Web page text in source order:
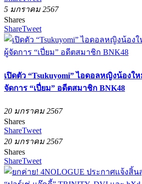
5 มกราคม 2567
Shares
ShareTweet
เปิดตัว “Tsukuyomi” ไอดอลหญิงน้องใ
จัดการ “เปี่ยม” อดีตสมาชิก BNK48
20 มกราคม 2567
Shares
ShareTweet
20 มกราคม 2567
Shares
ShareTweet